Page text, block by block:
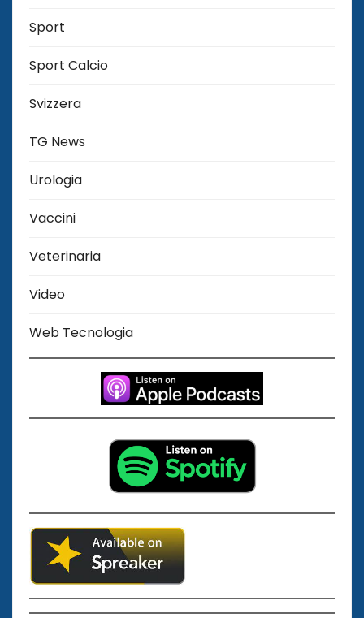
Sport
Sport Calcio
Svizzera
TG News
Urologia
Vaccini
Veterinaria
Video
Web Tecnologia